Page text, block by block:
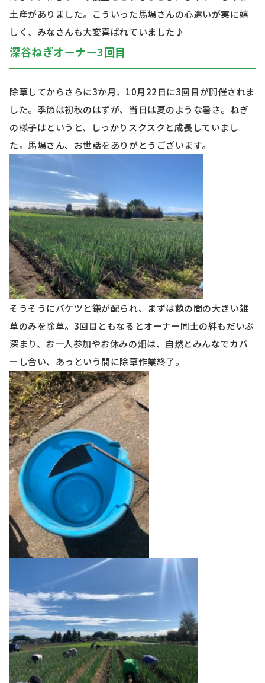
土産がありました。こういった馬場さんの心遣いが実に嬉
しく、みなさんも大変喜ばれていました♪
深谷ねぎオーナー3回目
除草してからさらに3か月、 10月22日に3回目が開催されま
した。季節は初秋のはずが、当日は夏のような暑さ。ねぎ
の様子はというと、しっかりスクスクと成長していまし
た。馬場さん、お世話をありがとうございます。
そうそうにバケツと鎌が配られ、まずは畝の間の大きい雑
草のみを除草。 3回目ともなるとオーナー同士の絆もだいぶ
深まり、お一人参加やお休みの畑は、自然とみんなでカバ
ーし合い、あっという間に除草作業終了。